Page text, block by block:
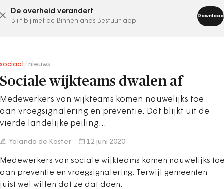
De overheid verandert
Blijf bij met de Binnenlands Bestuur app
Download
abonneer nu
sociaal nieuws
Sociale wijkteams dwalen af
Medewerkers van wijkteams komen nauwelijks toe
aan vroegsignalering en preventie. Dat blijkt uit de
vierde landelijke peiling…
Yolanda de Koster 12 juni 2020
Medewerkers van sociale wijkteams komen nauwelijks
aan preventie en vroegsignalering. Terwijl gemeenten
juist wel willen dat ze dat doen.